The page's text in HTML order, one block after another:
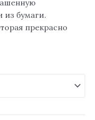
из бумаги.
прекрасно